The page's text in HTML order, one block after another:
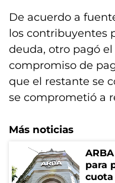
De acuerdo a
los contribuyentes
deuda, otro pagó
compromiso de
que el restante se
se comprometió a
Más noticias
para